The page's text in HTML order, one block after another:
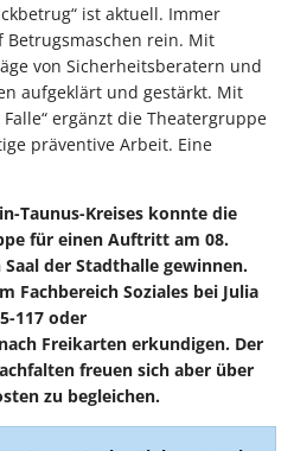
ist aktuell. Immer
rein. Mit
von Sicherheitsberatern und
aufgeklärt und gestärkt. Mit
ergänzt die Theatergruppe
präventive Arbeit. Eine
Taunus-Kreises konnte die
für einen Auftritt am 08.
der Stadthalle gewinnen.
Fachbereich Soziales bei Julia
117 oder
nach Freikarten erkundigen. Der
freuen sich aber über
zu begleichen.